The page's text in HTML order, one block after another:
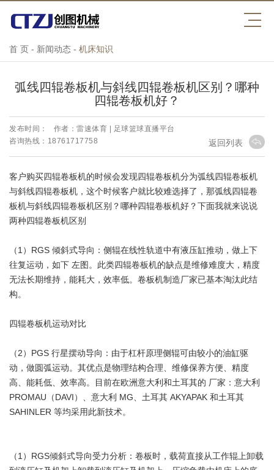
首 页 - 新闻动态 - 机床知识
弧线四辊卷板机与斜线四辊卷板机区别？哪种
四辊卷板机好？
发布时间：
作者：雷速体育 | 足球篮球直播平台
咨询热线：18761717758
返回列表
客户购买四辊卷板机的时候会发现四辊卷板机分为弧线四辊卷板机
与斜线四辊卷板机，这个时候客户就比较难选择了，那弧线四辊卷
板机与斜线四辊卷板机区别？哪种四辊卷板机好？下面我就来说说
两种四辊卷板机区别
（1）RGS 倾斜式导向：侧辊在线性轨道中有液压缸推动，做上下
往复运动，如下 左图。此类四辊卷板机的缺点是维修难度大，精度
无法长期维持，能耗大，效率低。卷板机制造厂家已基本淘汰此结
构。
四辊卷板机运动对比
（2）PGS 行星摆动导向：由于杠杆原理侧辊可由较小的油缸驱
动，做圆弧运动。其优点是物理结构合理、维修保养方便、精度
高、能耗低、效率高。目前在欧洲意大利和土耳其的 厂家：意大利
PROMAU（DAVI）、意大利 MG、土耳其 AKYAPAK 和土耳其
SAHINLER 等均采用此新技术。
（1）RGS倾斜式导向受力分析：卷板时，载荷直接从工作辊上卸载